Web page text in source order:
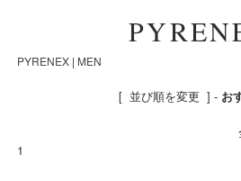
PYRENEX| MEN
[ 並び順を変更 ] - お
1